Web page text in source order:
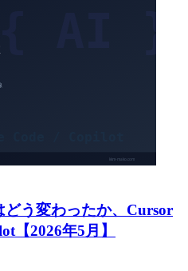
う変わったか、Cursor
【2026年5月】